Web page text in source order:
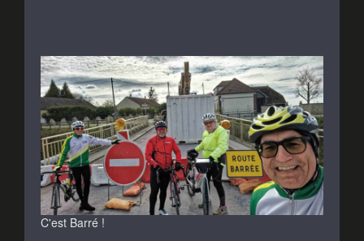
C'est Barré !